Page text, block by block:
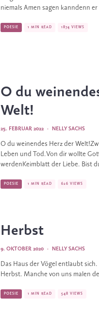
niemals Amen sagen kanndenn
POESIE 1 MIN READ 1874 VIEWS
O du
Welt!
NELLY SACHS
·
25. FEBRUAR 2022
O du weinendes Herz der
Leben und Tod.Von dir wollte
werdenKeimblatt der Liebe. Bist
POESIE 1 MIN READ 626 VIEWS
Herbst
NELLY SACHS
·
9. OKTOBER 2020
Das Haus der Vögel entlaubt
Herbst. Manche von uns malen
POESIE 1 MIN READ 548 VIEWS